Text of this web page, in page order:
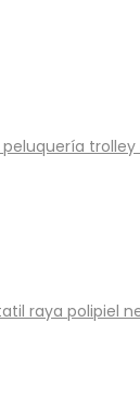
raya polipiel